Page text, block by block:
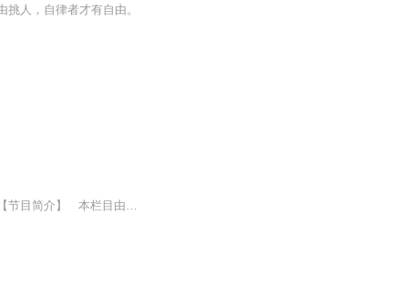
人，自律者才有自由。
点击视频列表可直接观看爆笑英语小电影哦点击订阅有机会和吐哥撸姐一对一英语沟通哦！【节目简介】 本栏目由人气口语老师撸姐、吐哥为你带来超级爆笑的英语小剧场！点击订阅有机会和吐哥撸姐一对一英语沟通哦！我们不正经讲英语，我们只是碰巧讲点正...